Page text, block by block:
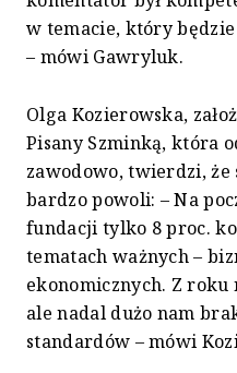
w temacie, który
– mówi Gawryluk.
Olga Kozierowska,
Pisany Szminką, która
zawodowo, twierdzi,
bardzo powoli: – Na
fundacji tylko 8 proc.
tematach ważnych –
ekonomicznych. Z
ale nadal dużo nam
standardów – mówi